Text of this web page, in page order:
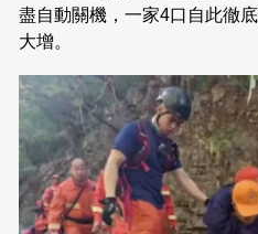
盡自動關機，一家4口自此徹
大增。